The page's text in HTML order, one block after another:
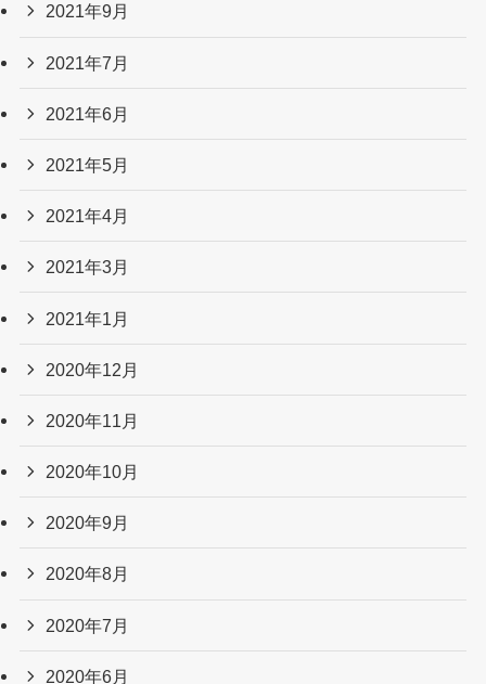
2021年9月
2021年7月
2021年6月
2021年5月
2021年4月
2021年3月
2021年1月
2020年12月
2020年11月
2020年10月
2020年9月
2020年8月
2020年7月
2020年6月